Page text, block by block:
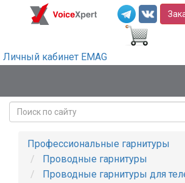
Личный кабинет EMAG
Профессиональные гарнитуры
Проводные гарнитуры
Проводные гарнитуры для